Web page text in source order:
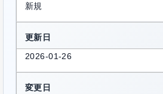
新規
更新日
2026-01-26
変更日